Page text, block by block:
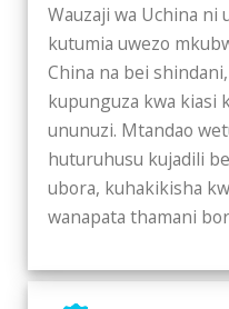
Wauzaji wa Uchina ni
kutumia uwezo
China na bei
kupunguza kwa kiasi
ununuzi. Mtandao
huturuhusu kujadili
ubora, kuhakikisha
wanapata thamani